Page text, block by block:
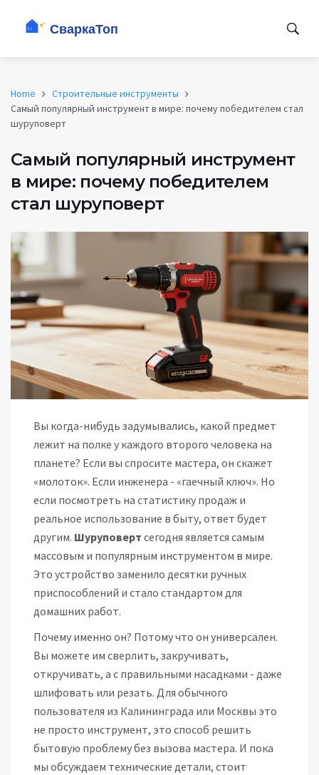
Home
Строительные инструменты
Самый популярный инструмент в мире: почему победителем стал
шуруповерт
Самый популярный инструмент
в мире: почему победителем
стал шуруповерт
Вы когда-нибудь задумывались, какой предмет
лежит на полке у каждого второго человека на
планете? Если вы спросите мастера, он скажет
«молоток». Если инженера - «гаечный ключ». Но
если посмотреть на статистику продаж и
реальное использование в быту, ответ будет
другим. Шуруповерт сегодня является самым
массовым и популярным инструментом в мире.
Это устройство заменило десятки ручных
приспособлений и стало стандартом для
домашних работ.
Почему именно он? Потому что он универсален.
Вы можете им сверлить, закручивать,
откручивать, а с правильными насадками - даже
шлифовать или резать. Для обычного
пользователя из Калининграда или Москвы это
не просто инструмент, это способ решить
бытовую проблему без вызова мастера. И пока
мы обсуждаем технические детали, стоит